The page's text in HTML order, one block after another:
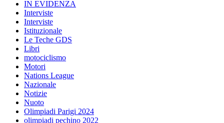
IN EVIDENZA
Interviste
Interviste
Istituzionale
Le Teche GDS
Libri
motociclismo
Motori
Nations League
Nazionale
Notizie
Nuoto
Olimpiadi Parigi 2024
olimpiadi pechino 2022